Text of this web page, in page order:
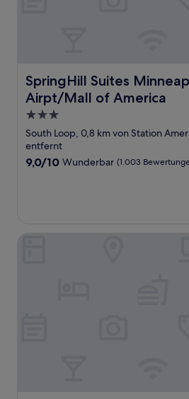
SpringHill Suites
Airpt/Mall of America
SpringHill Suites Minneapolis-
3.0-
Sterne-
Unterkunft
South Loop, 0,8 km von Station
entfernt
9.0
9,0/10 Wunderbar (1.003
Residence Inn by Marriott